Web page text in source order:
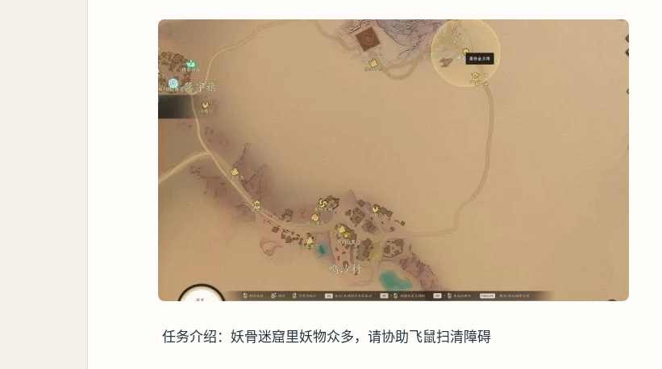
任务介绍：妖骨迷窟里妖物众多，请协助飞鼠扫清障碍